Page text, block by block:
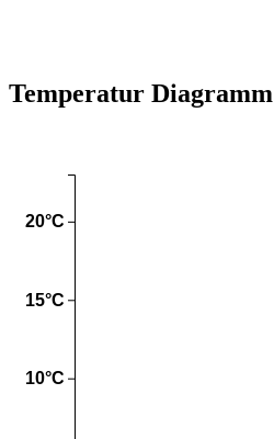
Temperatur Diagramm